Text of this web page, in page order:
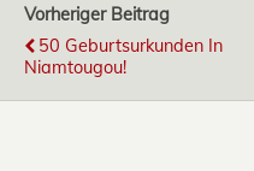
Vorheriger Beitrag
50 Geburtsurkunden In
Niamtougou!